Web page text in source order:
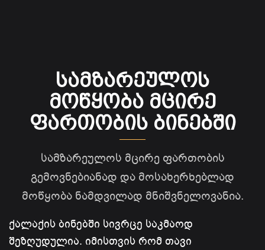
სამზარეულოს
მოწყობა მცირე
ფართობის ბინებში
სამზარეულოს მცირე ფართობის
გემოვნებიანად და მოსახერხებლად
მოწყობა ნამდვილად მნიშვნელოვანია.
ქალაქის ბინებში სივრცე საკმაოდ
შეზღუდულია. იმისთვის რომ თავი